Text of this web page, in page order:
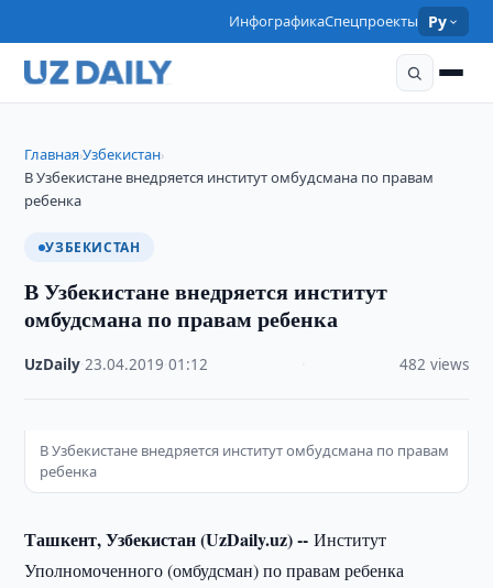
ИнфографикаСпецпроекты Ру
Главная›Узбекистан›
В Узбекистане внедряется институт омбудсмана по правам
ребенка
УЗБЕКИСТАН
В Узбекистане внедряется институт
омбудсмана по правам ребенка
UzDaily ·23.04.2019 ·01:12 482 views
В Узбекистане внедряется институт омбудсмана по правам
ребенка
Ташкент, Узбекистан (UzDaily.uz) --Институт
Уполномоченного (омбудсман) по правам ребенка